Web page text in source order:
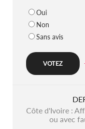
Oui
Non
Sans avis
Côte d'Ivoire :
ou avec